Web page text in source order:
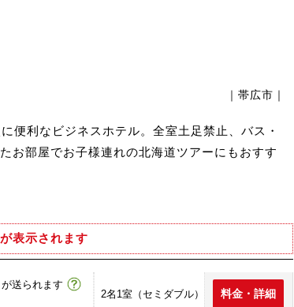
｜帯広市｜
便利なビジネスホテル。全室土足禁止、バス・
お部屋でお子様連れの北海道ツアーにもおすす
表示されます
送られます
2名1室（セミダブル）
料金・詳細